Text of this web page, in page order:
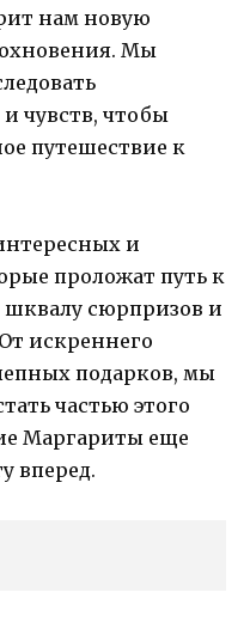
нам новую
Мы
чувств, чтобы
путешествие к
и
проложат путь к
сюрпризов и
искреннего
подарков, мы
частью этого
Маргариты еще
вперед.